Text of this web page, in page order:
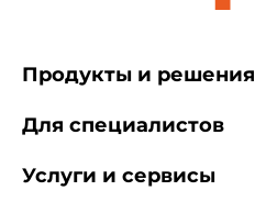
Продукты и решения
Для специалистов
Услуги и сервисы